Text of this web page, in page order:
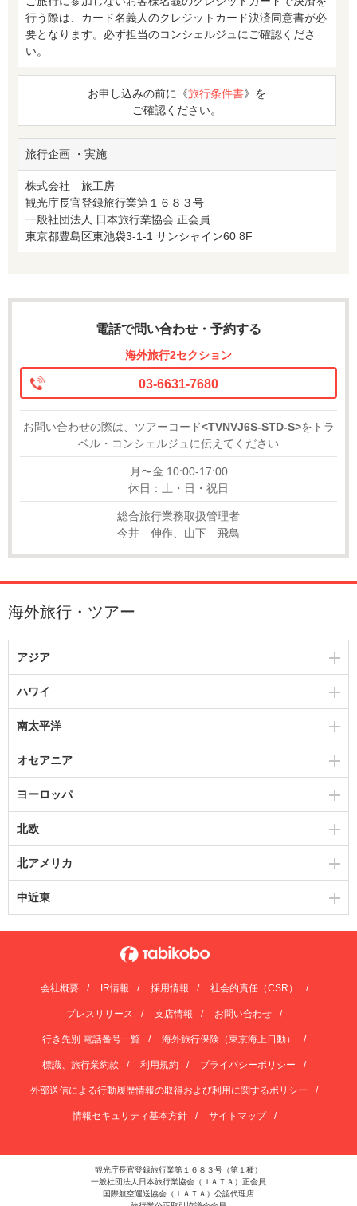
行う際は、カード名義人のクレジットカード決済同意書が必
要となります。必ず担当のコンシェルジュにご確認くださ
い。
お申し込みの前に《旅行条件書》を
ご確認ください。
旅行企画 ・実施
株式会社 旅工房
観光庁長官登録旅行業第１６８３号
一般社団法人 日本旅行業協会 正会員
東京都豊島区東池袋3-1-1 サンシャイン60 8F
電話で問い合わせ・予約する
海外旅行2セクション
03-6631-7680
お問い合わせの際は、ツアーコード<TVNVJ6S-STD-S>をトラ
ベル・コンシェルジュに伝えてください
月〜金 10:00-17:00
休日：土・日・祝日
総合旅行業務取扱管理者
今井 伸作、山下 飛鳥
海外旅行・ツアー
アジア
ハワイ
南太平洋
オセアニア
ヨーロッパ
北欧
北アメリカ
中近東
会社概要 IR情報 採用情報 社会的責任（CSR）
プレスリリース 支店情報 お問い合わせ
行き先別 電話番号一覧 海外旅行保険（東京海上日動）
標識、旅行業約款 利用規約 プライバシーポリシー
外部送信による行動履歴情報の取得および利用に関するポリシー
情報セキュリティ基本方針 サイトマップ
観光庁長官登録旅行業第１６８３号（第１種）
一般社団法人日本旅行業協会（ＪＡＴＡ）正会員
国際航空運送協会（ＩＡＴＡ）公認代理店